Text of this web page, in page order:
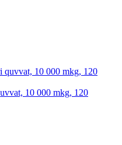
10 000 mkg, 120